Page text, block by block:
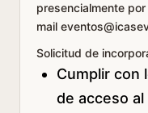
presencialmente
mail
Solicitud de
Cumplir con
de acceso